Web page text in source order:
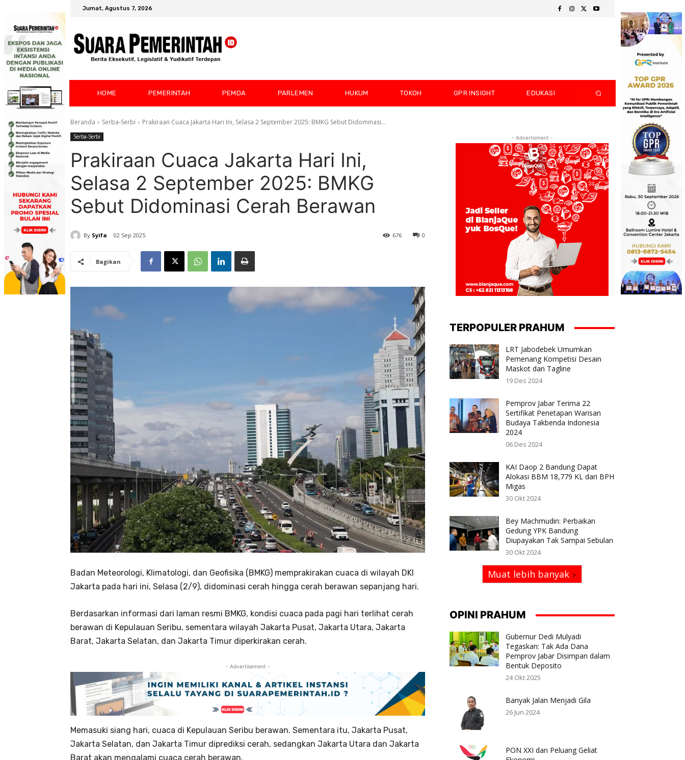
Jumat, Agustus 7, 2026
HOME PEMERINTAH PEMDA PARLEMEN HUKUM TOKOH GPR INSIGHT EDUKASI
Beranda Serba-Serbi Prakiraan Cuaca Jakarta Hari Ini, Selasa 2 September 2025: BMKG Sebut Didominasi...
Serba-Serbi
Prakiraan Cuaca Jakarta Hari Ini,
Selasa 2 September 2025: BMKG
Sebut Didominasi Cerah Berawan
By Syifa 02 Sep 2025 0
676
Bagikan
Badan Meteorologi, Klimatologi, dan Geofisika (BMKG) memprakirakan cuaca di wilayah DKI
Jakarta pada hari ini, Selasa (2/9), didominasi cerah hingga cerah berawan sepanjang hari.
Berdasarkan informasi dari laman resmi BMKG, kondisi cuaca pada pagi hari terlihat cerah
berawan di Kepulauan Seribu, sementara wilayah Jakarta Pusat, Jakarta Utara, Jakarta
Barat, Jakarta Selatan, dan Jakarta Timur diperkirakan cerah.
- Advertisement -
Memasuki siang hari, cuaca di Kepulauan Seribu berawan. Sementara itu, Jakarta Pusat,
Jakarta Selatan, dan Jakarta Timur diprediksi cerah, sedangkan Jakarta Utara dan Jakarta
Barat akan mengalami cuaca cerah berawan.
- Advertisment -
TERPOPULER PRAHUM
LRT Jabodebek Umumkan
Pemenang Kompetisi Desain
Maskot dan Tagline
19 Des 2024
Pemprov Jabar Terima 22
Sertifikat Penetapan Warisan
Budaya Takbenda Indonesia
2024
06 Des 2024
KAI Daop 2 Bandung Dapat
Alokasi BBM 18,779 KL dari BPH
Migas
30 Okt 2024
Bey Machmudin: Perbaikan
Gedung YPK Bandung
Diupayakan Tak Sampai Sebulan
30 Okt 2024
Muat lebih banyak
OPINI PRAHUM
Gubernur Dedi Mulyadi
Tegaskan: Tak Ada Dana
Pemprov Jabar Disimpan dalam
Bentuk Deposito
24 Okt 2025
Banyak Jalan Menjadi Gila
26 Jun 2024
PON XXI dan Peluang Geliat